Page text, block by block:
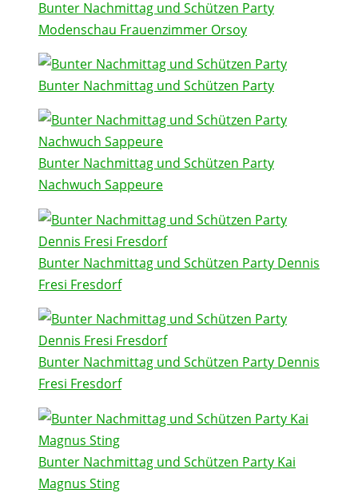
Bunter Nachmittag und Schützen Party
Modenschau Frauenzimmer Orsoy
Bunter Nachmittag und Schützen Party
Bunter Nachmittag und Schützen Party
Nachwuch Sappeure
Bunter Nachmittag und Schützen Party Dennis
Fresi Fresdorf
Bunter Nachmittag und Schützen Party Dennis
Fresi Fresdorf
Bunter Nachmittag und Schützen Party Kai
Magnus Sting